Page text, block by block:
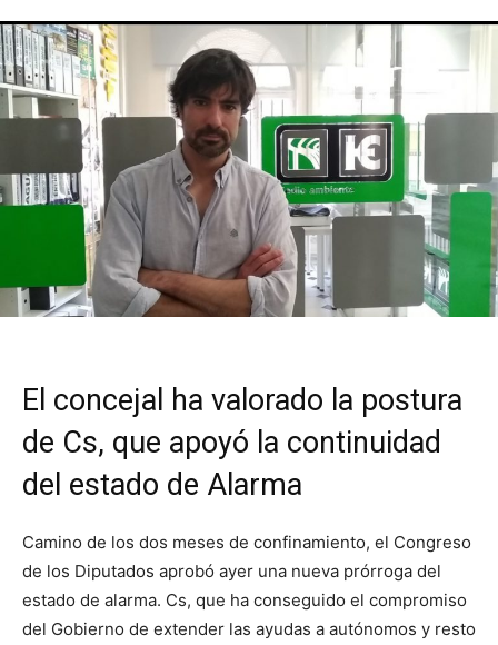
El concejal ha valorado la postura
de Cs, que apoyó la continuidad
del estado de Alarma
Camino de los dos meses de confinamiento, el Congreso
de los Diputados aprobó ayer una nueva prórroga del
estado de alarma. Cs, que ha conseguido el compromiso
del Gobierno de extender las ayudas a autónomos y resto